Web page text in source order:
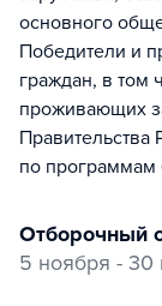
основного
Победители и
граждан, в том
проживающих
по программам
отборочный
5 ноября -